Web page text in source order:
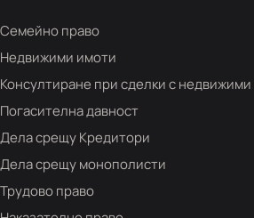
Семейно право
Недвижими имоти
Консултиране при сделки с
Погасителна давност
Дела срещу Кредитори
Дела срещу монополисти
Трудово право